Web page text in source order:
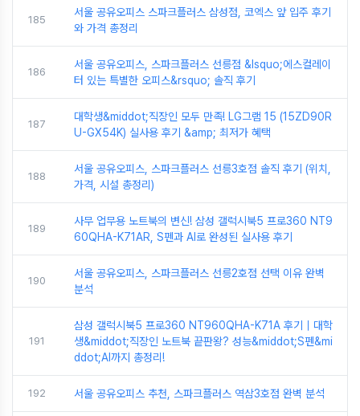
185
서울 공유오피스 스파크플러스 삼성점, 코엑스 앞 입주 후기
와 가격 총정리
186
서울 공유오피스, 스파크플러스 선릉점 &lsquo;에스컬레이
터 있는 특별한 오피스&rsquo; 솔직 후기
187
대학생&middot;직장인 모두 만족! LG그램 15 (15ZD90R
U-GX54K) 실사용 후기 &amp; 최저가 혜택
188
서울 공유오피스, 스파크플러스 선릉3호점 솔직 후기 (위치,
가격, 시설 총정리)
189
사무 업무용 노트북의 변신! 삼성 갤럭시북5 프로360 NT9
60QHA-K71AR, S펜과 AI로 완성된 실사용 후기
190
서울 공유오피스, 스파크플러스 선릉2호점 선택 이유 완벽
분석
191
삼성 갤럭시북5 프로360 NT960QHA-K71A 후기｜대학
생&middot;직장인 노트북 끝판왕? 성능&middot;S펜&mi
ddot;AI까지 총정리!
192 서울 공유오피스 추천, 스파크플러스 역삼3호점 완벽 분석